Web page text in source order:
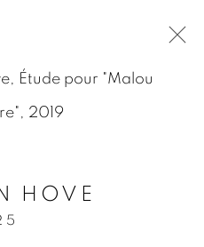
HOVE